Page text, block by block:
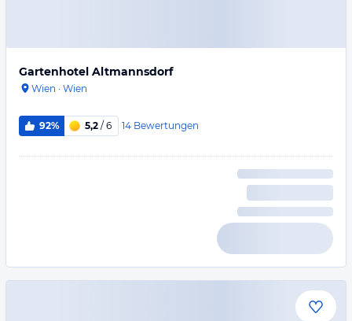
Gartenhotel Altmannsdorf
Wien · Wien
92% 5,2 / 6 14 Bewertungen